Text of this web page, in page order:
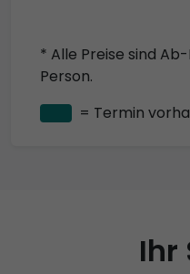
* Alle Preise sind
Person.
= Termin
Ihr